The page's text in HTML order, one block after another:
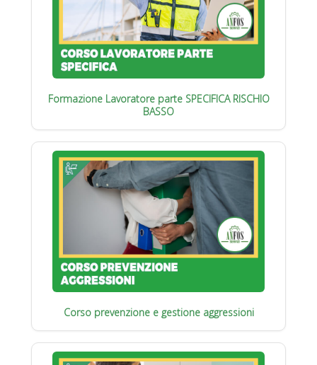
Formazione Lavoratore parte SPECIFICA RISCHIO
BASSO
Corso prevenzione e gestione aggressioni